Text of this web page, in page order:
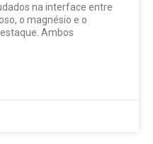
na interface entre
o magnésio e o
Ambos